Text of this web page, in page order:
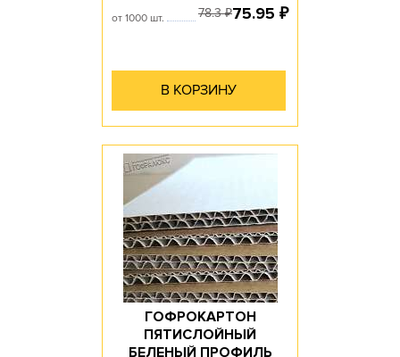
от 1000 шт. 78.3₽75.95 ₽
В КОРЗИНУ
ГОФРОКАРТОН
ПЯТИСЛОЙНЫЙ
БЕЛЕНЫЙ ПРОФИЛЬ